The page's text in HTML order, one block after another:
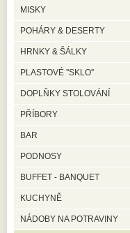
MISKY
POHÁRY & DESERTY
HRNKY & ŠÁLKY
PLASTOVÉ ''SKLO''
DOPLŇKY STOLOVÁNÍ
PŘÍBORY
BAR
PODNOSY
BUFFET - BANQUET
KUCHYNĚ
NÁDOBY NA POTRAVINY